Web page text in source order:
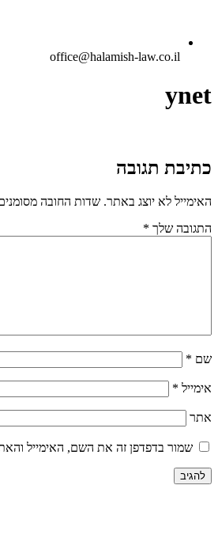
office@halamish-law.co.il
ynet
כתיבת תגובה
האימייל לא יוצג באתר. שדות החובה
התגובה שלך *
שם *
אימייל *
אתר
שמור בדפדפן זה את השם, האימייל